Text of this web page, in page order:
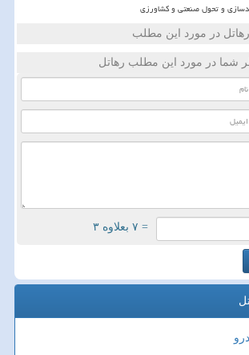
و تحول صنعتی و کشاورزی
رهاتل در مورد این مطلب
شما در مورد این مطلب رهاتل
= ۷ بعلاوه ۳